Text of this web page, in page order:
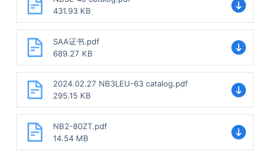
431.93 KB
SAA证书.pdf
689.27 KB
2024.02.27 NB3LEU-63 catalog.pdf
295.15 KB
NB2-80ZT.pdf
14.54 MB